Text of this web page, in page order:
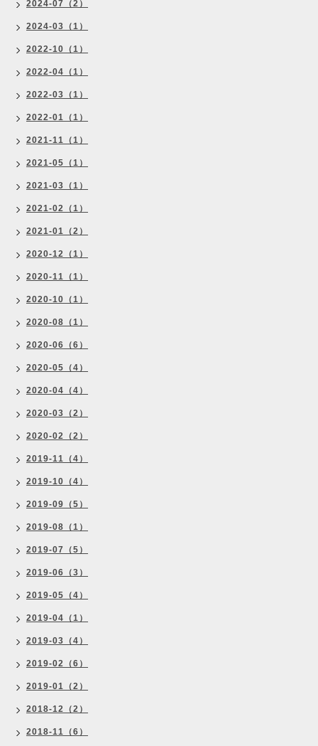
2024-07（2）
2024-03（1）
2022-10（1）
2022-04（1）
2022-03（1）
2022-01（1）
2021-11（1）
2021-05（1）
2021-03（1）
2021-02（1）
2021-01（2）
2020-12（1）
2020-11（1）
2020-10（1）
2020-08（1）
2020-06（6）
2020-05（4）
2020-04（4）
2020-03（2）
2020-02（2）
2019-11（4）
2019-10（4）
2019-09（5）
2019-08（1）
2019-07（5）
2019-06（3）
2019-05（4）
2019-04（1）
2019-03（4）
2019-02（6）
2019-01（2）
2018-12（2）
2018-11（6）